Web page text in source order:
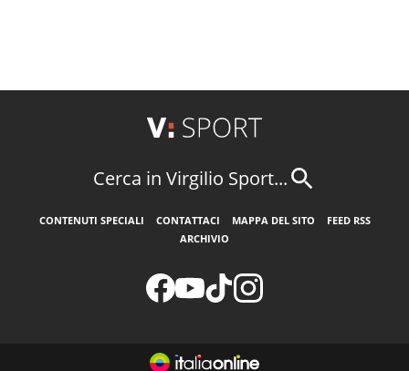
Cerca in Virgilio Sport...
CONTENUTI SPECIALI CONTATTACI MAPPA DEL SITO
FEED RSS
ARCHIVIO